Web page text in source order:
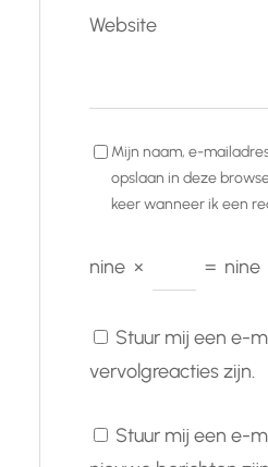
Website
Mijn naam, e-
opslaan in deze
keer wanneer ik een
nine × = nine
Stuur mij een e-
vervolgreacties zijn.
Stuur mij een e-